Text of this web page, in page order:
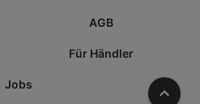
AGB
Für Händler
Jobs Nach